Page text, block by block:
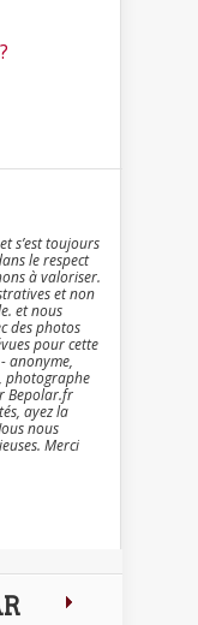
s’est toujours
le respect
à valoriser.
et non
et nous
des photos
pour cette
anonyme,
photographe
Bepolar.fr
ayez la
nous
Merci